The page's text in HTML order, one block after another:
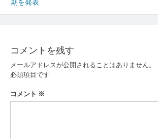
稿
ビ
ゲ
ー
シ
期を発表
コメントを残す
メールアドレスが公開されることはありません。
必須項目です
コメント ※